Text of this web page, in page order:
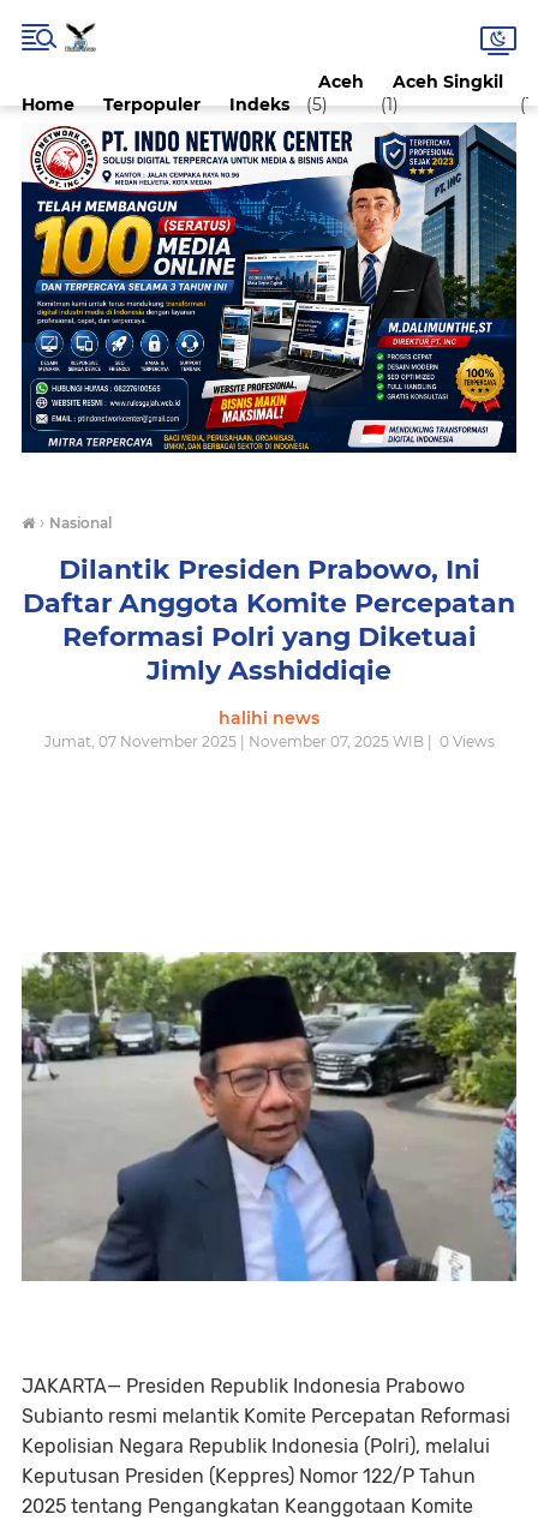
Home Terpopuler Indeks
Aceh
(5)
Aceh Singkil
(1)
(1)
› Nasional
Dilantik Presiden Prabowo, Ini
Daftar Anggota Komite Percepatan
Reformasi Polri yang Diketuai
Jimly Asshiddiqie
halihi news
Jumat, 07 November 2025 | November 07, 2025 WIB | 0Views
JAKARTA— Presiden Republik Indonesia Prabowo
Subianto resmi melantik Komite Percepatan Reformasi
Kepolisian Negara Republik Indonesia (Polri), melalui
Keputusan Presiden (Keppres) Nomor 122/P Tahun
2025 tentang Pengangkatan Keanggotaan Komite